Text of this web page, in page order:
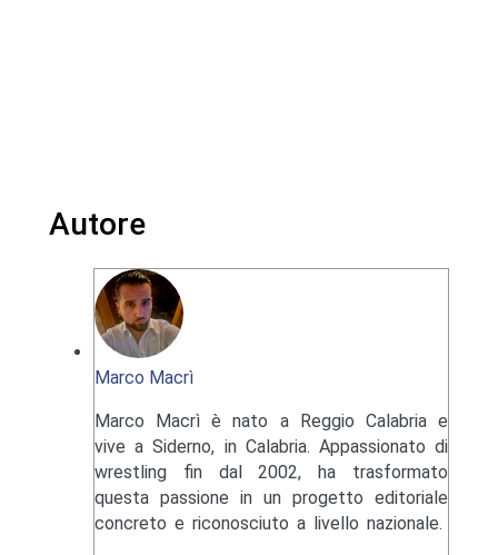
Autore
Marco Macrì
Marco Macrì è nato a Reggio Calabria e
vive a Siderno, in Calabria. Appassionato di
wrestling fin dal 2002, ha trasformato
questa passione in un progetto editoriale
concreto e riconosciuto a livello nazionale.